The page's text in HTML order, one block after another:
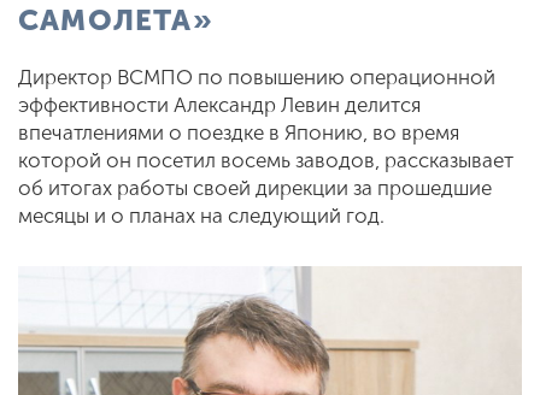
САМОЛЕТА»
Директор ВСМПО по повышению операционной
эффективности Александр Левин делится
впечатлениями о поездке в Японию, во время
которой он посетил восемь заводов, рассказывает
об итогах работы своей дирекции за прошедшие
месяцы и о планах на следующий год.